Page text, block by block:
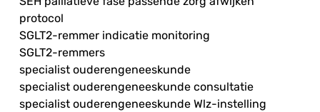
protocol
SGLT2-remmer indicatie monitoring
SGLT2-remmers
specialist ouderengeneeskunde
specialist ouderengeneeskunde consultatie
specialist ouderengeneeskunde Wlz-instelling